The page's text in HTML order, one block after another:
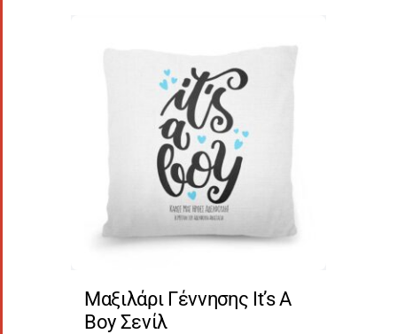
Μαξιλάρι Γέννησης It’s A
Boy Σενίλ